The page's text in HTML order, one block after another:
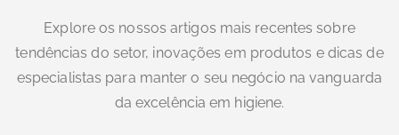
Explore os nossos artigos mais recentes sobre
tendências do setor, inovações em produtos e dicas de
especialistas para manter o seu negócio na vanguarda
da excelência em higiene.